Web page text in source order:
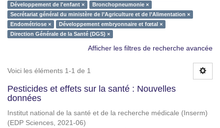
Développement de l'enfant ×
Bronchopneumonie ×
Secrétariat général du ministère de l’Agriculture et de l’Alimentation ×
Endométriose ×
Développement embryonnaire et fœtal ×
Direction Générale de la Santé (DGS) ×
Afficher les filtres de recherche avancée
Voici les éléments 1-1 de 1
Pesticides et effets sur la santé : Nouvelles
données
Institut national de la santé et de la recherche médicale (Inserm)
(EDP Sciences, 2021-06)